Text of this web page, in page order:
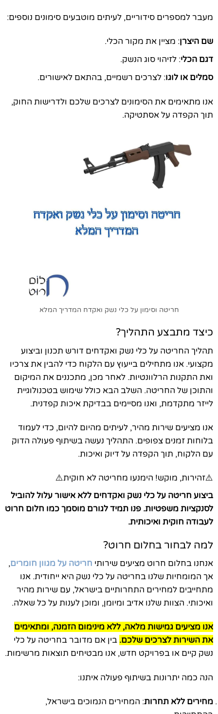
מעבר למספרים סידוריים, לעיתים מוטבעים סימונים נוספים:
שם היצרן: מציין את מקור הכלי.
דגם הכלי: לזיהוי סוג הנשק.
סמלים או לוגו: לצרכים רשמיים, בהתאם לאישורים.
אנו מתאימים את הסימונים לצרכים שלכם ולדרישות החוק,
תוך הקפדה על אסתטיקה.
חריטה וסימון על כלי נשק ואקדח המדריך המלא
כיצד מתבצע התהליך?
תהליך החריטה על כלי נשק ואקדחים דורש תכנון וביצוע
מקצועי. אנו מתחילים בייעוץ עם הלקוח כדי להבין את צרכיו
ואת התקנות הרלוונטיות. לאחר מכן, מתכננים את המיקום
והתוכן של החריטה. השלב הבא כולל שימוש בטכנולוגיית
לייזר מתקדמת, ואנו מסיימים בבדיקת איכות קפדנית.
אנו מציעים שירות מהיר, לעיתים מהיום להיום, כדי לעמוד
בלוחות זמנים צפופים. התהליך נעשה בשיתוף פעולה הדוק
עם הלקוח, תוך הקפדה על דיוק ואיכות.
⚠️זהירות, מוקש! הימנעו מחריטה לא חוקית⚠️
ביצוע חריטה על כלי נשק ואקדחים ללא אישור עלול להוביל
לסנקציות משפטיות. פנו תמיד לגורם מוסמך כמו חלום חרוט
לעבודה חוקית ואיכותית.
למה לבחור בחלום חרוט?
אנחנו בחלום חרוט מציעים שירותי חריטה על מגוון חומרים,
אך המומחיות שלנו בחריטה על כלי נשק היא ייחודית. אנו
מתחייבים למחירים התחרותיים בישראל, עם שירות מהיר
ואיכותי. הצוות שלנו אדיב ומיומן, ומוכן לענות על כל שאלה.
אנו מציעים גמישות מלאה, ללא מינימום הזמנה, ומתאימים
את השירות לצרכים שלכם. בין אם מדובר בחריטה על כלי
נשק קיים או בפרויקט חדש, אנו מבטיחים תוצאות מרשימות.
הנה כמה יתרונות בשיתוף פעולה איתנו:
מחירים ללא תחרות: המחירים הנמוכים בישראל,